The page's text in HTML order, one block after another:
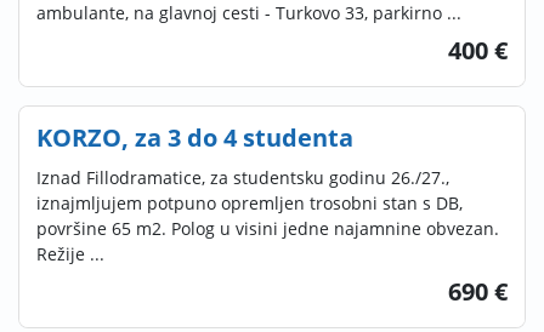
ambulante, na glavnoj cesti - Turkovo 33, parkirno ...
400 €
KORZO, za 3 do 4 studenta
Iznad Fillodramatice, za studentsku godinu 26./27.,
iznajmljujem potpuno opremljen trosobni stan s DB,
površine 65 m2. Polog u visini jedne najamnine obvezan.
Režije ...
690 €